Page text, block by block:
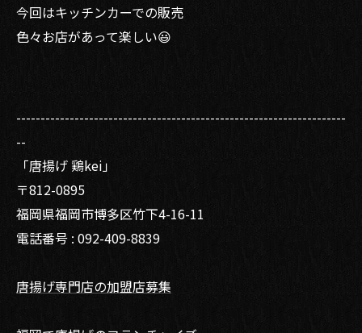
今回はキッチンカーでの販売
色々お店があって楽しい😃
--------------------------------------------------------------------
--
「唐揚げ 鶏kei」
〒812-0895
福岡県福岡市博多区竹下4-16-11
電話番号 : 092-409-8839
唐揚げ専門店の加盟店募集